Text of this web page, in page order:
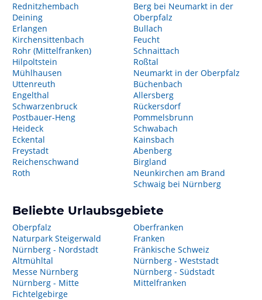
Rednitzhembach
Deining
Erlangen
Kirchensittenbach
Rohr (Mittelfranken)
Hilpoltstein
Mühlhausen
Uttenreuth
Engelthal
Schwarzenbruck
Postbauer-Heng
Heideck
Eckental
Freystadt
Reichenschwand
Roth
Berg bei Neumarkt in der
Oberpfalz
Bullach
Feucht
Schnaittach
Roßtal
Neumarkt in der Oberpfalz
Büchenbach
Allersberg
Rückersdorf
Pommelsbrunn
Schwabach
Kainsbach
Abenberg
Birgland
Neunkirchen am Brand
Schwaig bei Nürnberg
Beliebte Urlaubsgebiete
Oberpfalz
Naturpark Steigerwald
Nürnberg - Nordstadt
Altmühltal
Messe Nürnberg
Nürnberg - Mitte
Fichtelgebirge
Oberfranken
Franken
Fränkische Schweiz
Nürnberg - Weststadt
Nürnberg - Südstadt
Mittelfranken